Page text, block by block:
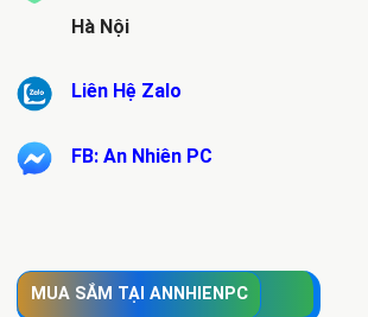
Hà Nội
Liên Hệ Zalo
FB: An Nhiên PC
MUA SẮM TẠI ANNHIENPC